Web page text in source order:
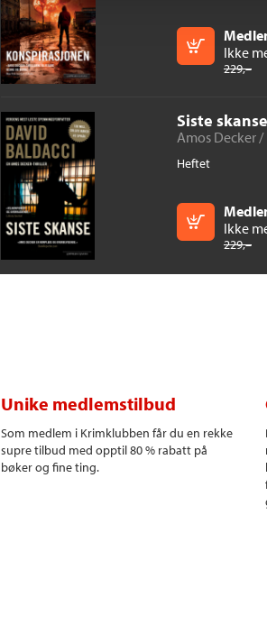
Ikke
229,–
Kjøp
Siste skanse
Amos Decker /
Heftet
Ikke
229,–
Kjøp
Unike medlemstilbud
Som medlem i Krimklubben får du en rekke
supre tilbud med opptil 80 % rabatt på
bøker og fine ting.